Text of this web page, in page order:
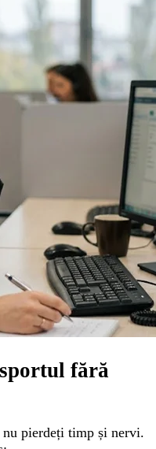
fără
pierdeți timp și nervi.